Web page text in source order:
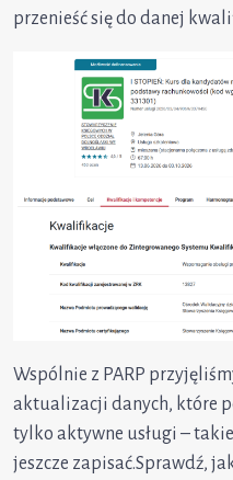
przenieść się do danej
Wspólnie z PARP
aktualizacji danych, które
tylko aktywne usługi –
jeszcze zapisać.Sprawdź,